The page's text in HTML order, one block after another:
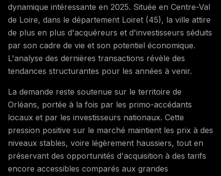
dynamique intéressante en 2025. Située en Centre-Val
de Loire, dans le département Loiret (45), la ville attire
de plus en plus d'acquéreurs et d'investisseurs séduits
par son cadre de vie et son potentiel économique.
L'analyse des dernières transactions révèle des
tendances structurantes pour les années à venir.
La demande reste soutenue sur le territoire de
Orléans, portée à la fois par les primo-accédants
locaux et par les investisseurs nationaux. Cette
pression positive sur le marché maintient les prix à des
niveaux stables, voire légèrement haussiers, tout en
préservant des opportunités d'acquisition à des tarifs
encore accessibles comparés aux grandes